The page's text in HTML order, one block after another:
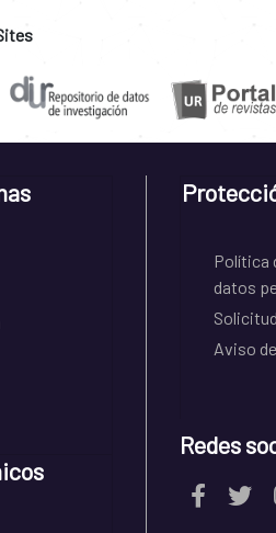
Política
datos
Aviso
Redes